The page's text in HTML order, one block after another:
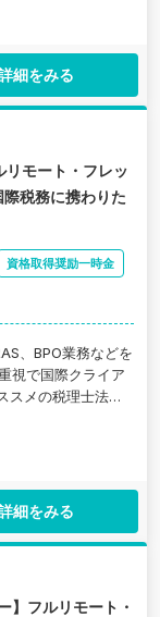
細をみる
リモート・フレッ
税務に携わりた
資格取得奨励一時金
、BPO業務などを
視で国際クライア
スメの税理士法人
細をみる
】フルリモート・